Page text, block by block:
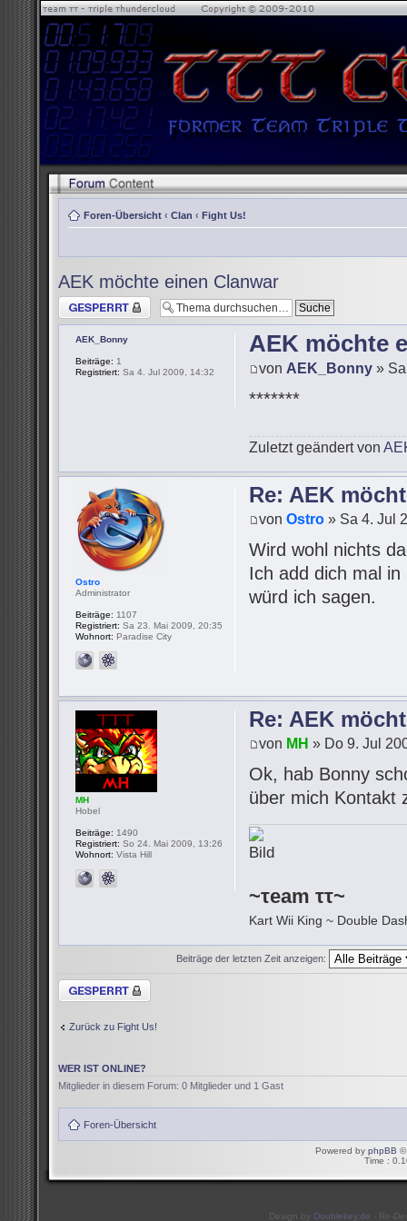
Foren-Übersicht ‹ Clan ‹ Fight Us!
AEK möchte einen Clanwar
Thema gesperrt
AEK möchte
von AEK_Bonny »
*******
Zuletzt geändert von
AEK_Bonny
Beiträge: 1
Registriert: Sa 4. Jul 2009, 14:32
Re: AEK
vonOstro » Sa 4. Jul
Wird wohl nichts
Ich add dich mal
würd ich sagen.
Ostro
Administrator
Beiträge: 1107
Registriert: Sa 23. Mai 2009, 20:35
Wohnort: Paradise City
Re: AEK
von MH » Do 9. Jul
Ok, hab Bonny
über mich Kontakt
~τeam ττ~
Kart Wii King ~ Double
MH
Hobel
Beiträge: 1490
Registriert: So 24. Mai 2009, 13:26
Wohnort: Vista Hill
Beiträge der letzten Zeit anzeigen:
Thema gesperrt
Zurück zu Fight Us!
WER IST ONLINE?
Mitglieder in diesem Forum: 0 Mitglieder und 1 Gast
Foren-Übersicht
Powered by phpBB ©
Time :
Design by Doublekey.de - Re-